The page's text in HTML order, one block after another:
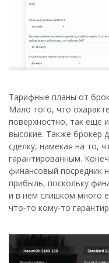
Тарифные планы от
Мало того, что
поверхностно, так еще
высокие. Также брокер
сделку, намекая на то,
гарантированным.
финансовый посредник
прибыль, поскольку
и в нем слишком много
что-то кому-то